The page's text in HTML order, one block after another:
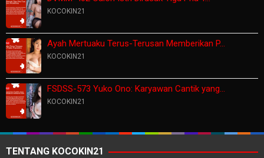
KOCOKIN21
Ayah Mertuaku Terus-Terusan Memberikan P…
KOCOKIN21
FSDSS-573 Yuko Ono: Karyawan Cantik yang…
KOCOKIN21
TENTANG KOCOKIN21